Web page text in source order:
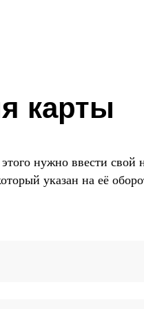
карты
нужно ввести свой
указан на её